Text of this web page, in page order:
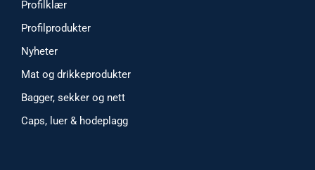
Profilklær
Profilprodukter
Nyheter
Mat og drikkeprodukter
Bagger, sekker og nett
Caps, luer & hodeplagg